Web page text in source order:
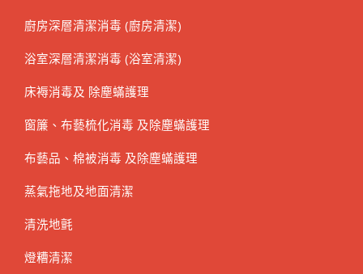
廚房深層清潔消毒 (廚房清潔)
浴室深層清潔消毒 (浴室清潔)
床褥消毒及 除塵蟎護理
窗簾、布藝梳化消毒 及除塵蟎護理
布藝品、棉被消毒 及除塵蟎護理
蒸氣拖地及地面清潔
清洗地氈
燈糟清潔